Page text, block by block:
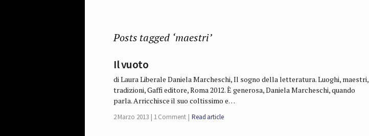
Posts tagged ‘maestri’
Il vuoto
di Laura Liberale Daniela Marcheschi, Il sogno della letteratura. Luoghi, maestri,
tradizioni, Gaffi editore, Roma 2012. È generosa, Daniela Marcheschi, quando
parla. Arricchisce il suo coltissimo e…
2 Marzo 2013 1 Comment Read article